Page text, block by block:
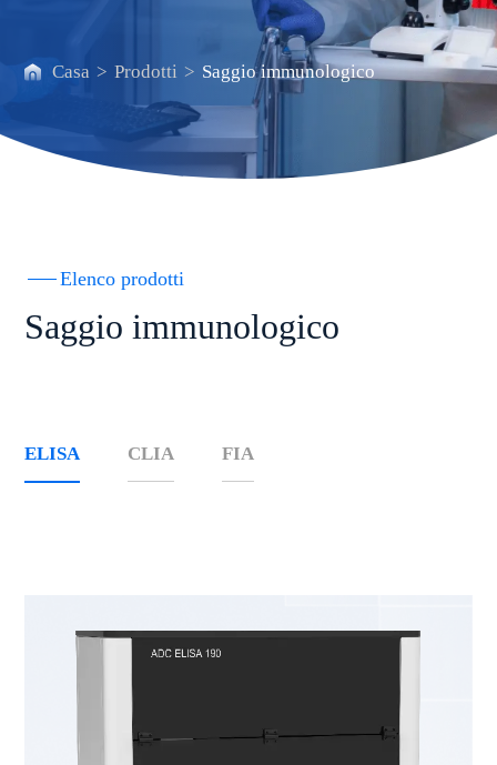
Casa > Prodotti > Saggio immunologico
Elenco prodotti
Saggio immunologico
ELISA CLIA FIA